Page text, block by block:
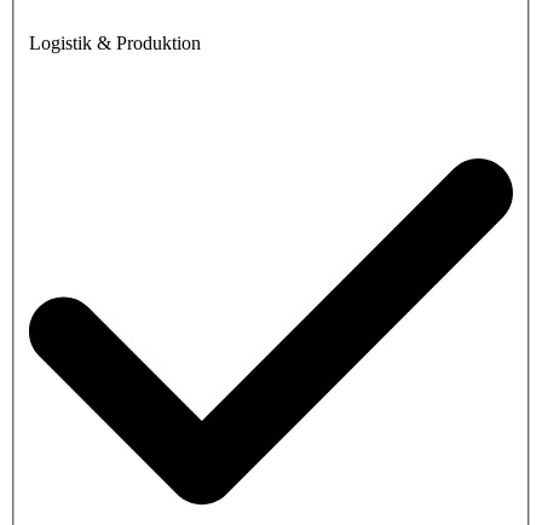
Logistik & Produktion